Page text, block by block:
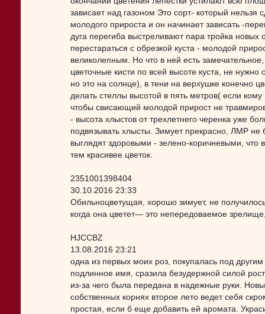
зависает над газоном Это сорт- который
молодого прироста и он начинает зависать -
дуга перегиба выстреливают пара тройка новых
перестараться с обрезкой куста - молодой
великолепным. Но что в ней есть
цветочные кисти по всей высоте куста, не нужно
но это на солнце), в тени на верхушке конечно
делать стеллы высотой в пять метров( если
чтобы свисающий молодой прирост не
- высота хлыстов от трехлетнего черенка уже
подвязывать хлысты. Зимует прекрасно, ЛМР не
выглядят здоровыми - зелено-коричневыми, что
тем красивее цветок.
2351001398404
30.10.2016 23:33
Обильноцветущая, хорошо зимует, не
когда она цветет— это непередоваемое
HJCCBZ
13.08.2016 23:21
одна из первых моих роз, покупалась под
подлинное имя, сразила безудержной силой
из-за чего была передана в надежные руки.
собственных корнях второе лето ведет себя
простая, если б еще добавить ей аромата.